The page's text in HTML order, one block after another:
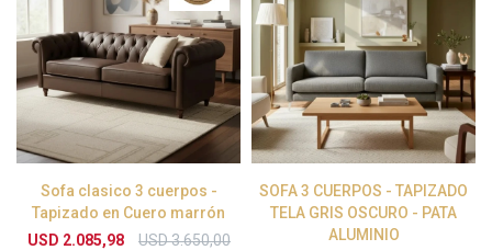
Sofa clasico 3 cuerpos -
Tapizado en Cuero marrón
USD 2.085,98 USD3.650,00
SOFA 3 CUERPOS - TAPIZADO
TELA GRIS OSCURO - PATA
ALUMINIO